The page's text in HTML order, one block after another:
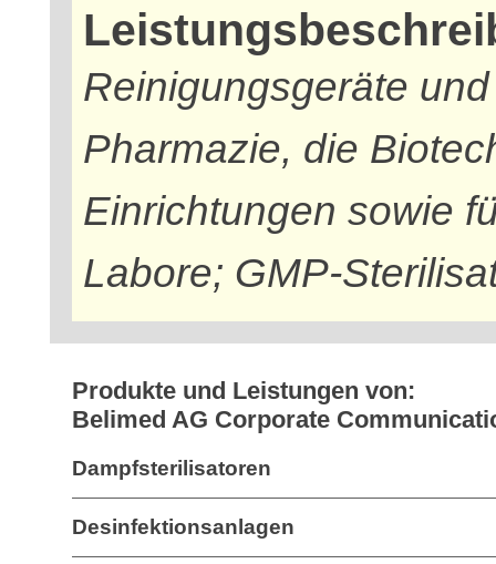
Reinigungsgeräte
Pharmazie, die
Einrichtungen sowie
Labore; GMP-
Produkte und Leistungen von:
Belimed AG Corporate
Dampfsterilisatoren
Desinfektionsanlagen